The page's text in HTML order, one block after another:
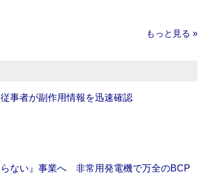
もっと見る »
事者が副作用情報を迅速確認
らない』事業へ 非常用発電機で万全のBCP